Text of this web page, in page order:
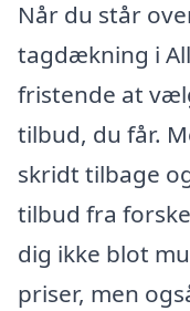
Når du står
tagdækning i
fristende at
tilbud, du får.
skridt tilbage
tilbud fra
dig ikke blot
priser, men